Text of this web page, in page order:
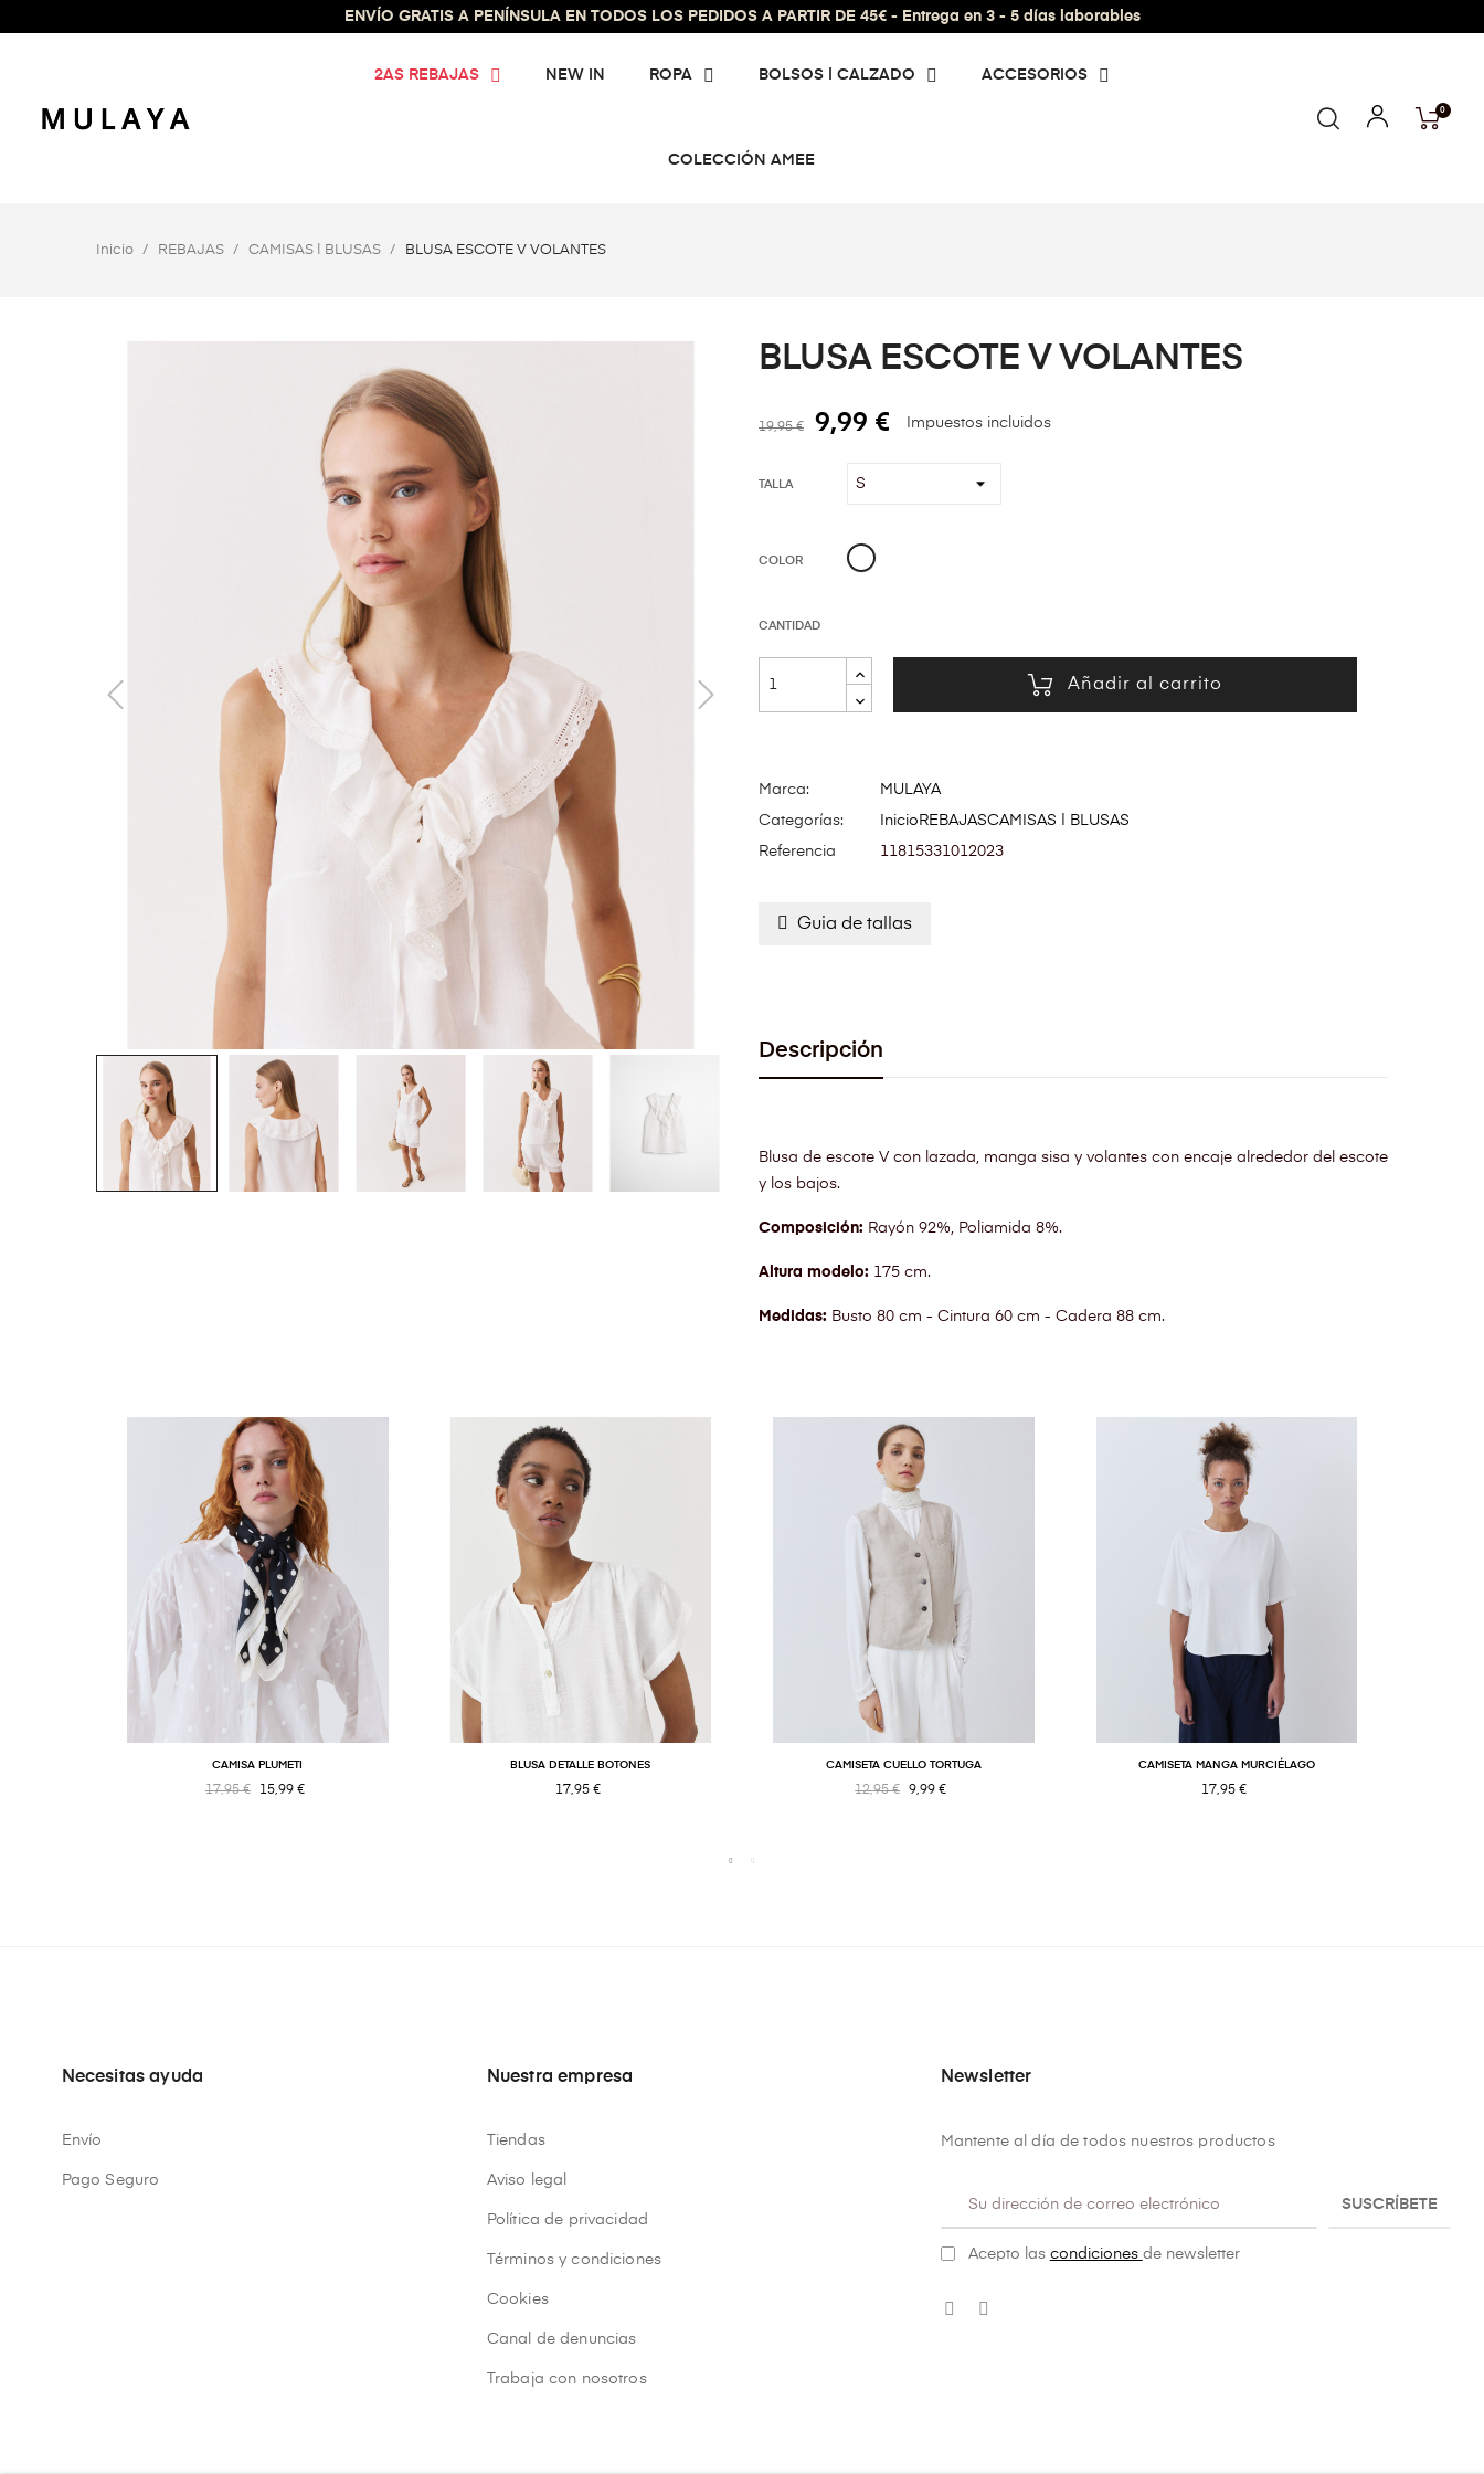
ENVÍO GRATIS A PENÍNSULA EN TODOS LOS PEDIDOS A PARTIR DE 45€ - Entrega en 3 - 5 días laborables
2AS REBAJAS NEW IN ROPA BOLSOS | CALZADO ACCESORIOS
COLECCIÓN AMEE
0
Inicio REBAJAS CAMISAS | BLUSAS BLUSA ESCOTE V VOLANTES
BLUSA ESCOTE V VOLANTES
19,95 € 9,99 € Impuestos incluidos
TALLA
COLOR BLANCO
CANTIDAD
Añadir al carrito
Marca:
MULAYA
Categorías:
Inicio REBAJASCAMISAS | BLUSAS
Referencia
11815331012023
Guia de tallas
Descripción
Blusa de escote V con lazada, manga sisa y volantes con encaje alrededor del escote
y los bajos.
Composición: Rayón 92%, Poliamida 8%.
Altura modelo: 175 cm.
Medidas: Busto 80 cm - Cintura 60 cm - Cadera 88 cm.
CAMISA PLUMETI
17,95 € 15,99 €
BLUSA DETALLE BOTONES
17,95 €
CAMISETA CUELLO TORTUGA
12,95 € 9,99 €
CAMISETA MANGA MURCIÉLAGO
17,95 €
Necesitas ayuda
Envío
Pago Seguro
Nuestra empresa
Tiendas
Aviso legal
Política de privacidad
Términos y condiciones
Cookies
Canal de denuncias
Trabaja con nosotros
Newsletter
Mantente al día de todos nuestros productos
SUSCRÍBETE
Acepto las condiciones de newsletter